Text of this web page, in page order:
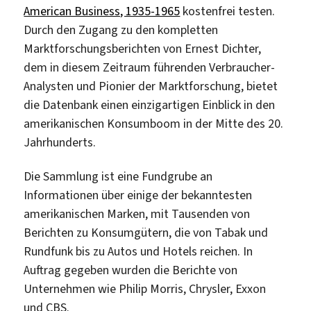
American Business, 1935-1965 kostenfrei testen.
Durch den Zugang zu den kompletten
Marktforschungsberichten von Ernest Dichter,
dem in diesem Zeitraum führenden Verbraucher-
Analysten und Pionier der Marktforschung, bietet
die Datenbank einen einzigartigen Einblick in den
amerikanischen Konsumboom in der Mitte des 20.
Jahrhunderts.
Die Sammlung ist eine Fundgrube an
Informationen über einige der bekanntesten
amerikanischen Marken, mit Tausenden von
Berichten zu Konsumgütern, die von Tabak und
Rundfunk bis zu Autos und Hotels reichen. In
Auftrag gegeben wurden die Berichte von
Unternehmen wie Philip Morris, Chrysler, Exxon
und CBS.